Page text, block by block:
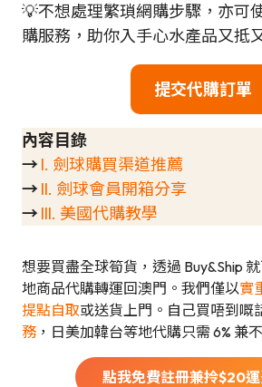
💡不想處理繁瑣網購步驟，亦可
購服務，助你入手心水產品又抵
提交代購訂單
內容目錄
→ I. 劍球購買渠道推薦
→ II. 劍球會員開箱分享
→ III. 美國代購教學
想要買盡全球筍貨，透過 Buy&Ship
地商品代購轉運回澳門。我們僅以實
提點自取或送貨上門。自己買唔到嘅
務 ，日美加韓台等地代購只需 6% 兼
點我免費註冊兼拎$20